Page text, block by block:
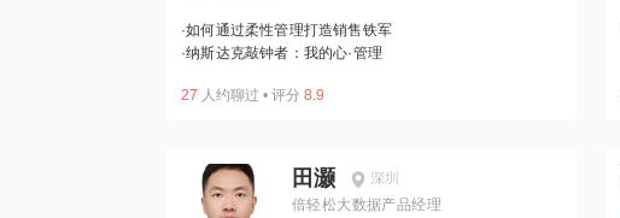
·如何通过柔性管理打造销售铁军
·纳斯达克敲钟者：我的心·管理
27 人约聊过 • 评分 8.9
田灏
深圳
倍轻松大数据产品经理